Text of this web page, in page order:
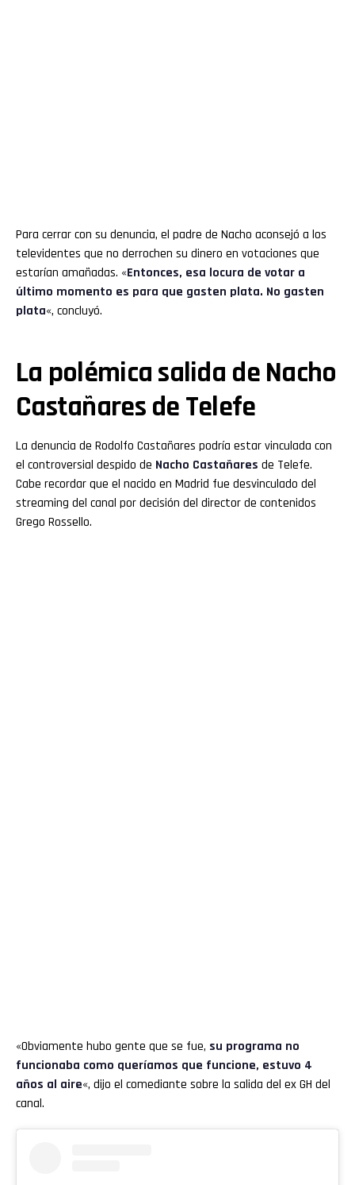
Para cerrar con su denuncia, el padre de Nacho aconsejó a los
televidentes que no derrochen su dinero en votaciones que
estarían amañadas. «Entonces, esa locura de votar a
último momento es para que gasten plata. No gasten
plata«, concluyó.
La polémica salida de Nacho
Castañares de Telefe
La denuncia de Rodolfo Castañares podría estar vinculada con
el controversial despido de Nacho Castañares de Telefe.
Cabe recordar que el nacido en Madrid fue desvinculado del
streaming del canal por decisión del director de contenidos
Grego Rossello.
«Obviamente hubo gente que se fue, su programa no
funcionaba como queríamos que funcione, estuvo 4
años al aire«, dijo el comediante sobre la salida del ex GH del
canal.